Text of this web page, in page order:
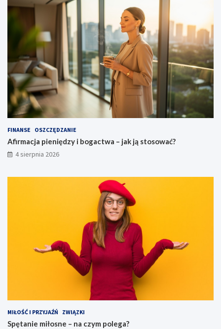
FINANSE OSZCZĘDZANIE
Afirmacja pieniędzy i bogactwa – jak ją stosować?
4 sierpnia 2026
MIŁOŚĆ I PRZYJAŹŃ ZWIĄZKI
Spętanie miłosne – na czym polega?